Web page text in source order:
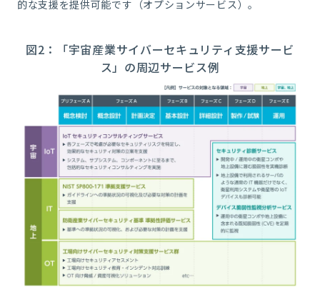
的な支援を提供可能です（オプションサービス）。
図2：「宇宙産業サイバーセキュリティ支援サービ
ス」の周辺サービス例